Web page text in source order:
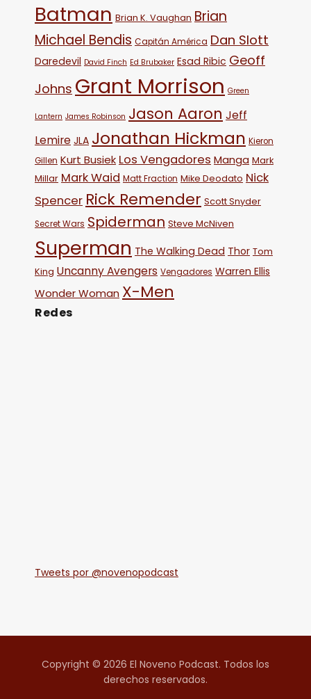
Batman Brian K. Vaughan Brian
Michael Bendis Capitán América Dan Slott
Daredevil David Finch Ed Brubaker Esad Ribic Geoff
Johns Grant Morrison Green
Lantern James Robinson Jason Aaron Jeff
Lemire JLA Jonathan Hickman Kieron
Gillen Kurt Busiek Los Vengadores Manga Mark
Millar Mark Waid Matt Fraction Mike Deodato Nick
Spencer Rick Remender Scott Snyder
Secret Wars Spiderman Steve McNiven
Superman The Walking Dead Thor Tom
King Uncanny Avengers Vengadores Warren Ellis
Wonder Woman X-Men
Redes
Tweets por @novenopodcast
Copyright © 2026 El Noveno Podcast. Todos los
derechos reservados.